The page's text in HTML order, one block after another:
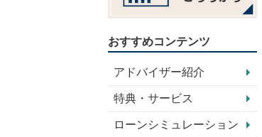
おすすめコンテンツ
アドバイザー紹介
特典・サービス
ローンシミュレーション